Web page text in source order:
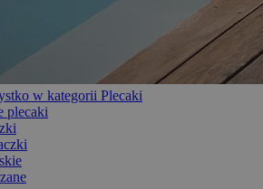
w kategorii Plecaki
plecaki